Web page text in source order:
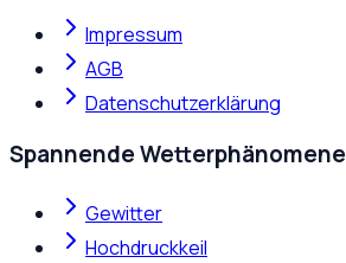
Impressum
AGB
Datenschutzerklärung
Spannende Wetterphänomene
Gewitter
Hochdruckkeil